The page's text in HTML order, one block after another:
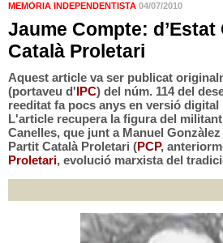
MEMÒRIA INDEPENDENTISTA 04/07/2010
Jaume Compte:
Català Proletari
Aquest article va ser publicat
(portaveu d'IPC) del núm. 114 del
reeditat fa pocs anys en versió digital
L'article recupera la figura del
Canelles, que junt a Manuel
Partit Català Proletari (PCP,
Proletari, evolució marxista del